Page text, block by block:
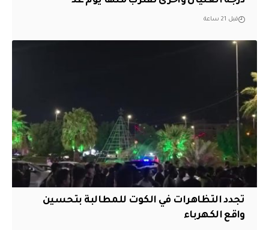
قبل 21 ساعة
تجدد التظاهرات في الكوت للمطالبة بتحسين
واقع الكهرباء